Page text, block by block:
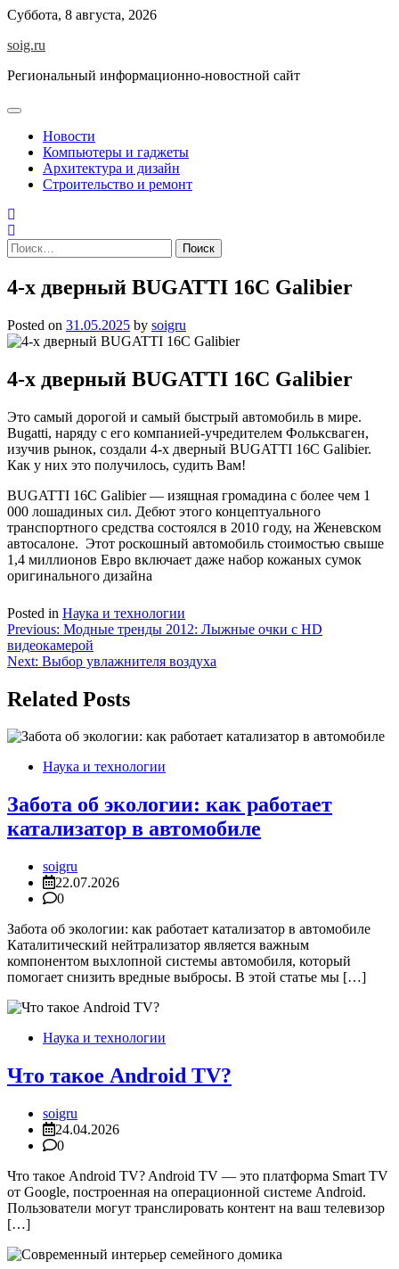
Skip
content
Суббота, 8 августа, 2026
soig.ru
Региональный информационно-новостной сайт
Новости
Компьютеры и гаджеты
Архитектура и дизайн
Строительство и ремонт
Найти:
4-х дверный BUGATTI 16C Galibier
Posted on 31.05.2025 by soigru
4-х дверный BUGATTI 16C Galibier
Это самый дорогой и самый быстрый автомобиль в мире.
Bugatti, наряду с его компанией-учредителем Фольксваген,
изучив рынок, создали 4-х дверный BUGATTI 16C Galibier.
Как у них это получилось, судить Вам!
BUGATTI 16C Galibier — изящная громадина с более чем 1
000 лошадиных сил. Дебют этого концептуального
транспортного средства состоялся в 2010 году, на Женевском
автосалоне. Этот роскошный автомобиль стоимостью свыше
1,4 миллионов Евро включает даже набор кожаных сумок
оригинального дизайна
Posted in Наука и технологии
Навигация
по
Previous: Модные тренды 2012: Лыжные очки с HD
видеокамерой
Next: Выбор увлажнителя воздуха
Related Posts
Наука и технологии
Забота об экологии: как работает
катализатор в автомобиле
soigru
22.07.2026
0
Забота об экологии: как работает катализатор в автомобиле
Каталитический нейтрализатор является важным
компонентом выхлопной системы автомобиля, который
помогает снизить вредные выбросы. В этой статье мы […]
Наука и технологии
Что такое Android TV?
soigru
24.04.2026
0
Что такое Android TV? Android TV — это платформа Smart TV
от Google, построенная на операционной системе Android.
Пользователи могут транслировать контент на ваш телевизор
[…]